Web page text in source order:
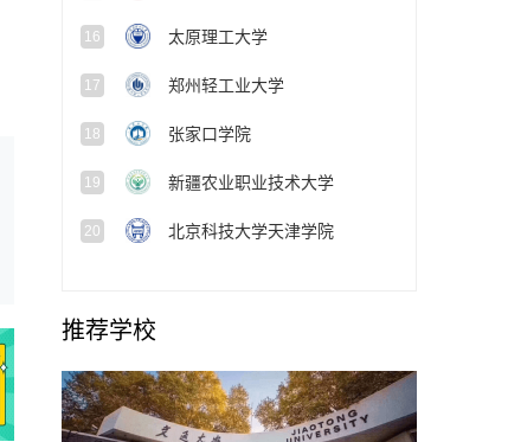
16 太原理工大学
17 郑州轻工业大学
18 张家口学院
19 新疆农业职业技术大学
20 北京科技大学天津学院
推荐学校